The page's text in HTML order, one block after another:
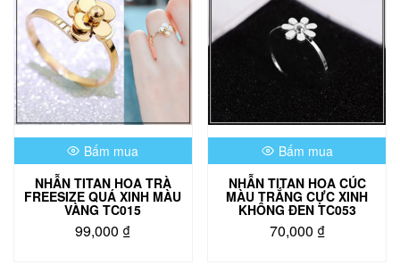
thể.
Các
tùy
chọn
thể
được
chọn
trên
sản
phẩm
Bấm mua
NHẪN TITAN HOA TRÀ
FREESIZE QUÁ XINH MÀU
VÀNG TC015
99,000 ₫
Bấm mua
NHẪN TITAN HOA CÚC
MÀU TRẮNG CỰC XINH
KHÔNG ĐEN TC053
70,000 ₫